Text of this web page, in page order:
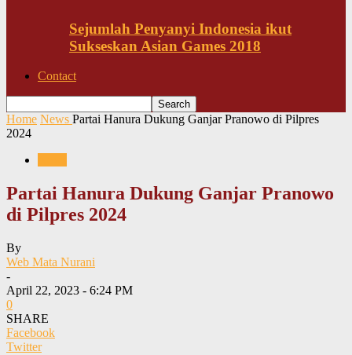
Sejumlah Penyanyi Indonesia ikut
Sukseskan Asian Games 2018
Contact
Home News Partai Hanura Dukung Ganjar Pranowo di Pilpres
2024
Partai Hanura Dukung Ganjar Pranowo
di Pilpres 2024
By
Web Mata Nurani
-
April 22, 2023 - 6:24 PM
0
SHARE
Facebook
Twitter